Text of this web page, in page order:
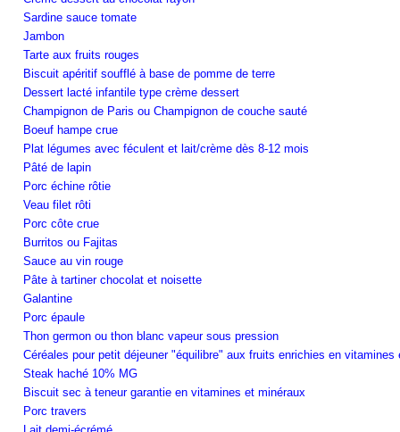
Sardine sauce tomate
Jambon
Tarte aux fruits rouges
Biscuit apéritif soufflé à base de pomme de terre
Dessert lacté infantile type crème dessert
Champignon de Paris ou Champignon de couche sauté
Boeuf hampe crue
Plat légumes avec féculent et lait/crème dès 8-12 mois
Pâté de lapin
Porc échine rôtie
Veau filet rôti
Porc côte crue
Burritos ou Fajitas
Sauce au vin rouge
Pâte à tartiner chocolat et noisette
Galantine
Porc épaule
Thon germon ou thon blanc vapeur sous pression
Céréales pour petit déjeuner "équilibre" aux fruits enrichies en vitamines
Steak haché 10% MG
Biscuit sec à teneur garantie en vitamines et minéraux
Porc travers